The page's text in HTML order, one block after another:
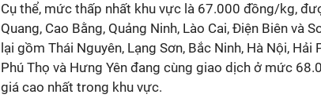
Cụ thể, mức thấp nhất khu vực là 67.000 đồng/kg,
Quang, Cao Bằng, Quảng Ninh, Lào Cai, Điện Biên và
lại gồm Thái Nguyên, Lạng Sơn, Bắc Ninh, Hà Nội, Hải
Phú Thọ và Hưng Yên đang cùng giao dịch ở mức
giá cao nhất trong khu vực.